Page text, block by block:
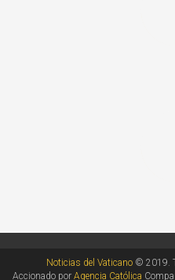
Noticias del Vaticano © 2019.
Accionado por Agencia Católica